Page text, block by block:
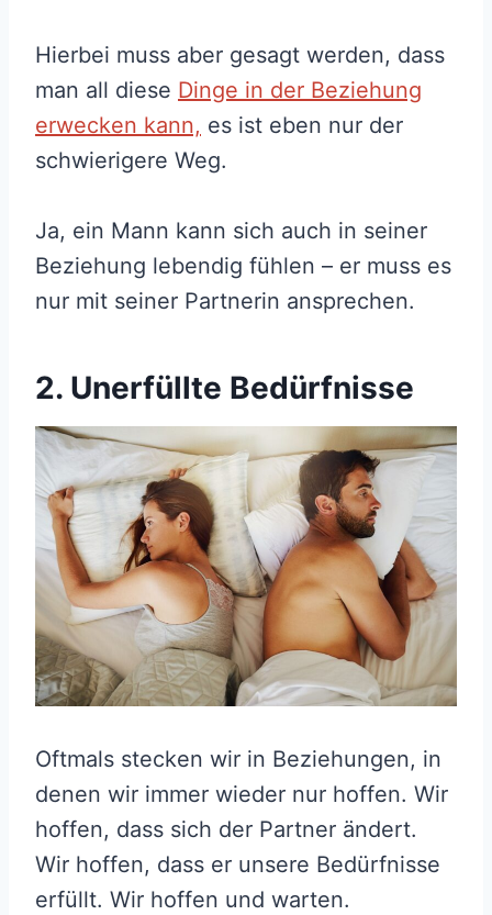
Hierbei muss aber gesagt werden, dass
man all diese Dinge in der Beziehung
erwecken kann, es ist eben nur der
schwierigere Weg.
Ja, ein Mann kann sich auch in seiner
Beziehung lebendig fühlen – er muss es
nur mit seiner Partnerin ansprechen.
2. Unerfüllte Bedürfnisse
Oftmals stecken wir in Beziehungen, in
denen wir immer wieder nur hoffen. Wir
hoffen, dass sich der Partner ändert.
Wir hoffen, dass er unsere Bedürfnisse
erfüllt. Wir hoffen und warten.